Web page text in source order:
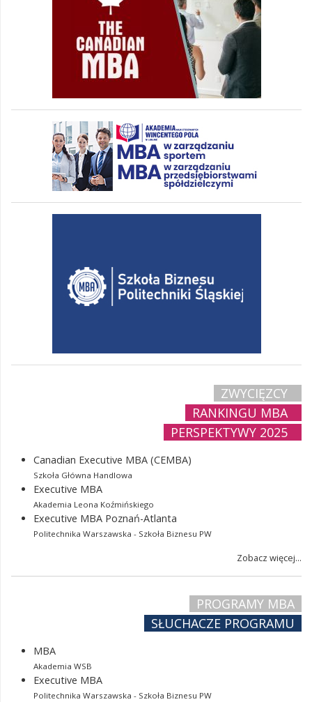
ZWYCIĘZCY
RANKINGU MBA
PERSPEKTYWY 2025
Canadian Executive MBA (CEMBA)
Szkoła Główna Handlowa
Executive MBA
Akademia Leona Koźmińskiego
Executive MBA Poznań-Atlanta
Politechnika Warszawska - Szkoła Biznesu PW
Zobacz więcej...
PROGRAMY MBA
SŁUCHACZE PROGRAMU
MBA
Akademia WSB
Executive MBA
Politechnika Warszawska - Szkoła Biznesu PW